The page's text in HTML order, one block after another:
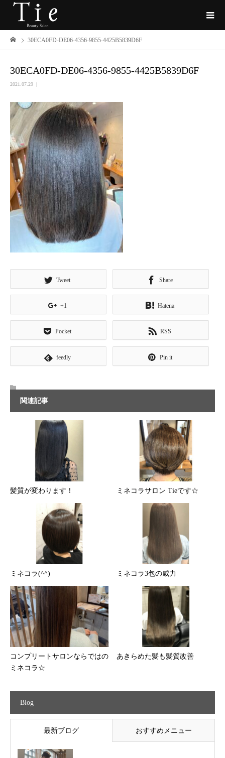
30ECA0FD-DE06-4356-9855-4425B5839D6F
30ECA0FD-DE06-4356-9855-4425B5839D6F
2021.07.29
Tweet Share
+1 Hatena
Pocket RSS
feedly Pin it
関連記事
髪質が変わります！ ミネコラサロン Tieです☆
ミネコラ(^^) ミネコラ3包の威力
コンプリートサロンならではの
ミネコラ☆
あきらめた髪も髪質改善
Blog
最新ブログ おすすめメニュー